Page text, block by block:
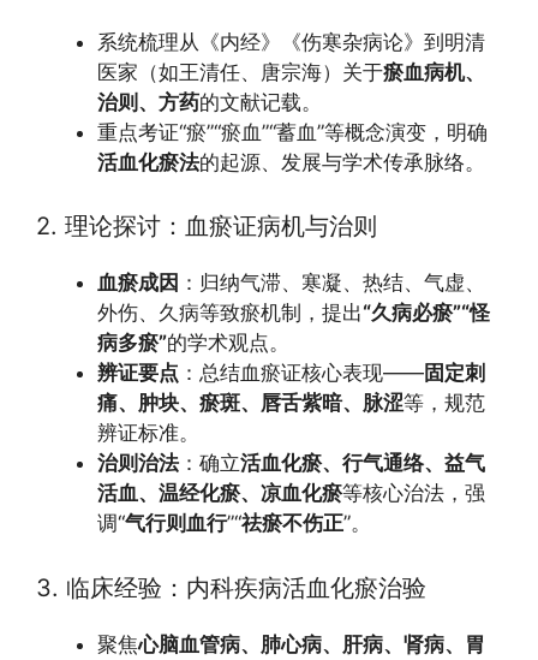
系统梳理从《内经》《伤寒杂病论》到明清
医家（如王清任、唐宗海）关于瘀血病机、
治则、方药的文献记载。
重点考证“瘀”“瘀血”“蓄血”等概念演变，明确
活血化瘀法的起源、发展与学术传承脉络。
2. 理论探讨：血瘀证病机与治则
血瘀成因 ：归纳气滞、寒凝、热结、气虚、
外伤、久病等致瘀机制，提出“久病必瘀”“怪
病多瘀”的学术观点。
辨证要点 ：总结血瘀证核心表现——固定刺
痛、肿块、瘀斑、唇舌紫暗、脉涩等，规范
辨证标准。
治则治法：确立活血化瘀、行气通络、益气
活血、温经化瘀、凉血化瘀等核心治法，强
调“气行则血行”“祛瘀不伤正”。
3. 临床经验：内科疾病活血化瘀治验
聚焦心脑血管病、肺心病、肝病、肾病、胃